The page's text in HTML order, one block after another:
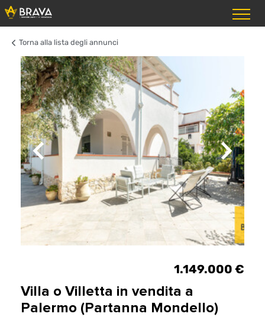
Torna alla lista degli annunci
Villa o Villetta in vendita a
Palermo (Partanna Mondello)
1.149.000 €